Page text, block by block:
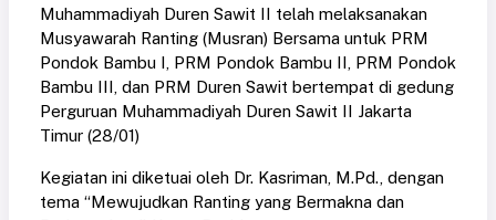
Muhammadiyah Duren Sawit II telah melaksanakan
Musyawarah Ranting (Musran) Bersama untuk PRM
Pondok Bambu I, PRM Pondok Bambu II, PRM Pondok
Bambu III, dan PRM Duren Sawit bertempat di gedung
Perguruan Muhammadiyah Duren Sawit II Jakarta
Timur (28/01)
Kegiatan ini diketuai oleh Dr. Kasriman, M.Pd., dengan
tema “Mewujudkan Ranting yang Bermakna dan